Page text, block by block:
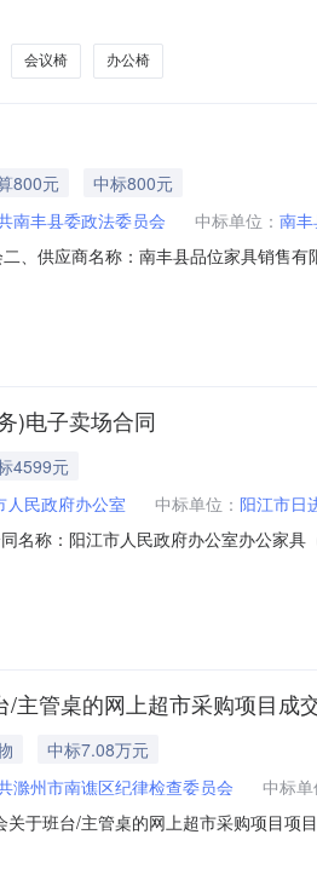
采购公告（或单一来源审核前公示）
会议椅 办公椅
800元
中标800元
南丰县委政法委员会 中标单位： 南
、供应商名称：南丰县品位家具销售
服务要求或标的基本概况：七、其
)电子卖场合同
4599元
人民政府办公室 中标单位： 阳江市日
名称：阳江市人民政府办公室办公家
：阳江市江城区西平路107路后门中
主管桌的网上超市采购项目成
中标7.08万元
滁州市南谯区纪律检查委员会 中标单
于班台/主管桌的网上超市采购项目
单位地址:/三、成交信息交易方式:议